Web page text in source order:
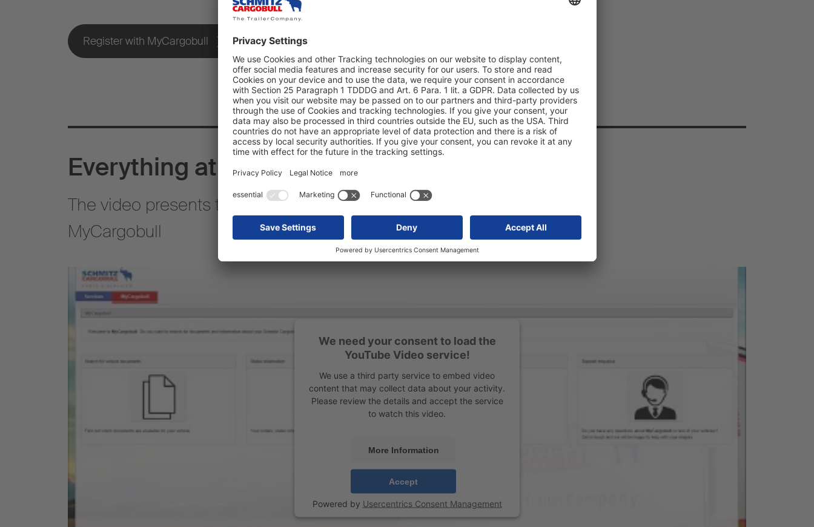
Register with MyCargobull
Everything at a glance
The video presents the various functions and areas of
MyCargobull
We need your consent to load the
YouTube Video service!
We use a third party service to embed video
content that may collect data about your activity.
Please review the details and accept the service
to watch this video.
More Information
Accept
Powered by Usercentrics Consent Management